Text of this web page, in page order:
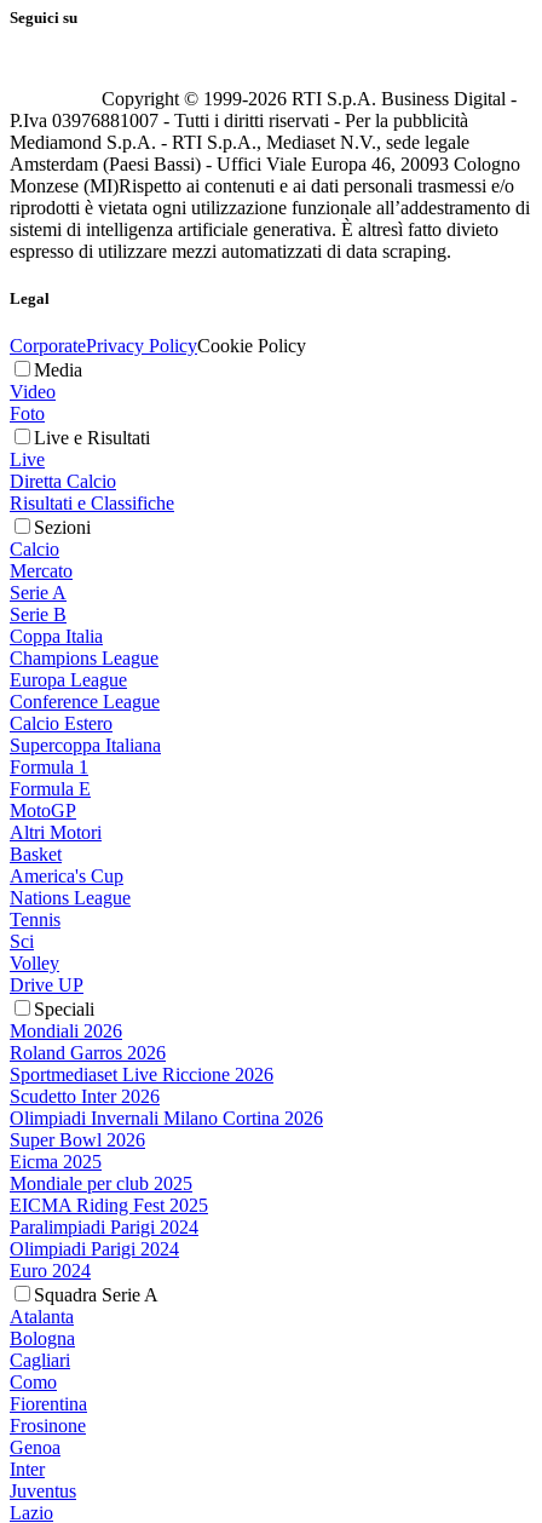
Seguici su
Copyright © 1999-2026 RTI S.p.A. Business Digital -
P.Iva 03976881007 - Tutti i diritti riservati - Per la pubblicità
Mediamond S.p.A. - RTI S.p.A., Mediaset N.V., sede legale
Amsterdam (Paesi Bassi) - Uffici Viale Europa 46, 20093 Cologno
Monzese (MI)Rispetto ai contenuti e ai dati personali trasmessi e/o
riprodotti è vietata ogni utilizzazione funzionale all’addestramento di
sistemi di intelligenza artificiale generativa. È altresì fatto divieto
espresso di utilizzare mezzi automatizzati di data scraping.
Legal
CorporatePrivacy PolicyCookie Policy
Media
Video
Foto
Live e Risultati
Live
Diretta Calcio
Risultati e Classifiche
Sezioni
Calcio
Mercato
Serie A
Serie B
Coppa Italia
Champions League
Europa League
Conference League
Calcio Estero
Supercoppa Italiana
Formula 1
Formula E
MotoGP
Altri Motori
Basket
America's Cup
Nations League
Tennis
Sci
Volley
Drive UP
Speciali
Mondiali 2026
Roland Garros 2026
Sportmediaset Live Riccione 2026
Scudetto Inter 2026
Olimpiadi Invernali Milano Cortina 2026
Super Bowl 2026
Eicma 2025
Mondiale per club 2025
EICMA Riding Fest 2025
Paralimpiadi Parigi 2024
Olimpiadi Parigi 2024
Euro 2024
Squadra Serie A
Atalanta
Bologna
Cagliari
Como
Fiorentina
Frosinone
Genoa
Inter
Juventus
Lazio